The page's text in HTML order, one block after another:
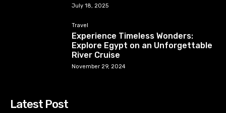
July 18, 2025
Travel
Experience Timeless Wonders:
Explore Egypt on an Unforgettable
River Cruise
November 29, 2024
Latest Post